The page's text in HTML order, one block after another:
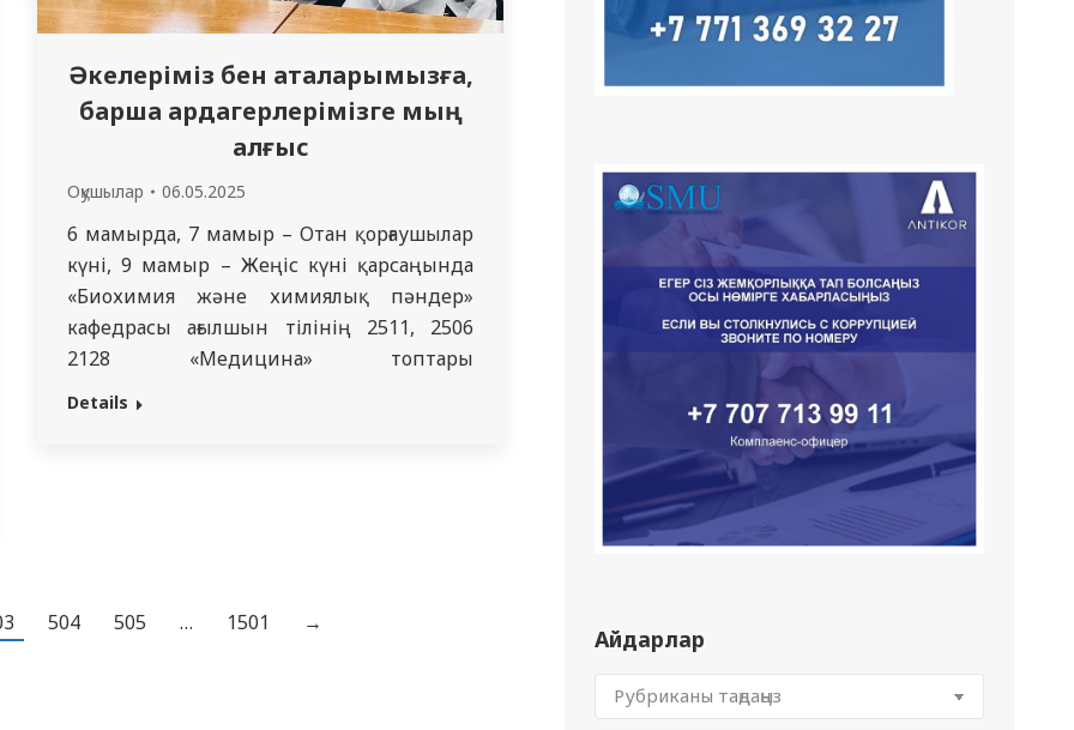
Әкелеріміз бен аталарымызға,
барша ардагерлерімізге мың
алғыс
Оқушылар 06.05.2025
6 мамырда, 7 мамыр – Отан қорғаушылар
күні, 9 мамыр – Жеңіс күні қарсаңында
«Биохимия және химиялық пәндер»
кафедрасы ағылшын тілінің 2511, 2506
2128 «Медицина» топтары
студенттерімен осы мерекелерді
Details
504 505 … 1501 →
Айдарлар